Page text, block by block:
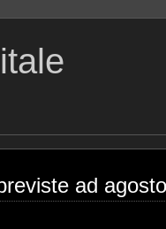
ad agosto